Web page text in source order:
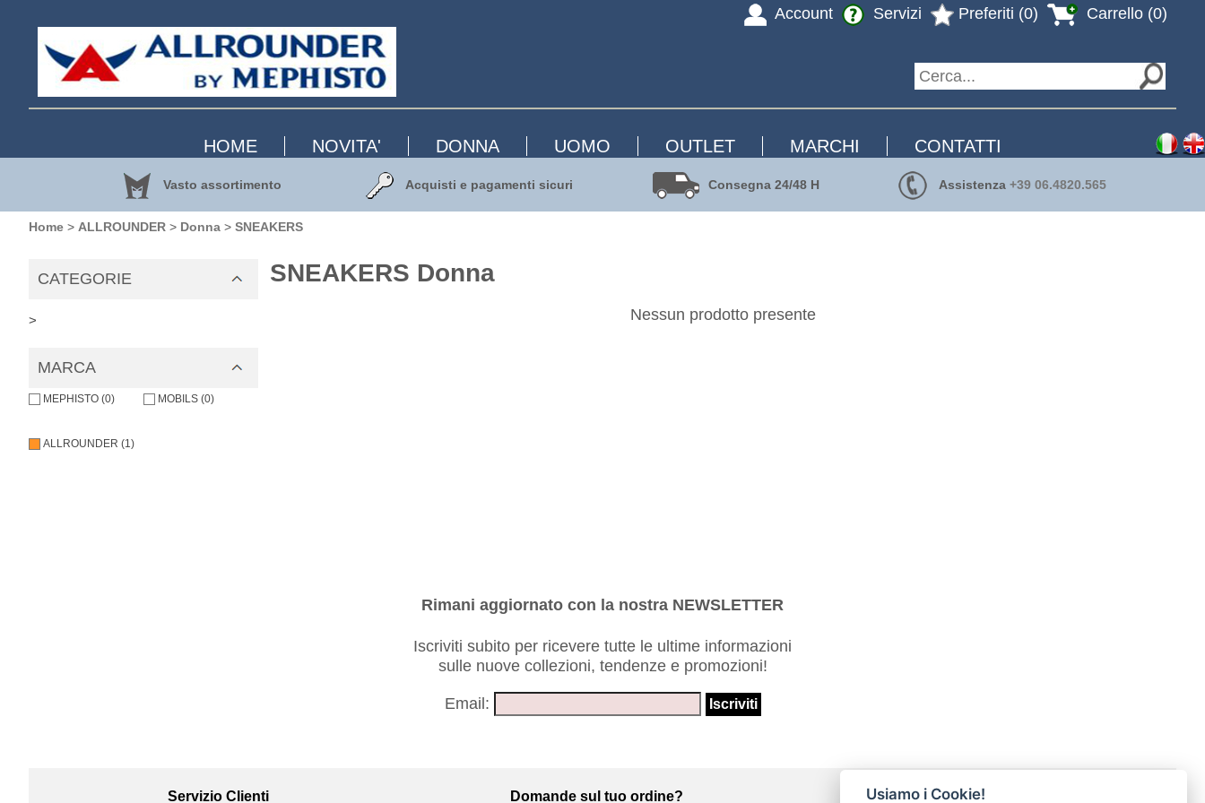
Carrello (0)
Preferiti (0)
Servizi
Account
HOME NOVITA' DONNA UOMO OUTLET MARCHI CONTATTI
Vasto assortimento Acquisti e pagamenti sicuri Consegna 24/48 H Assistenza+39 06.4820.565
Home > ALLROUNDER > Donna > SNEAKERS
CATEGORIE
>
MARCA
MEPHISTO (0) MOBILS (0)
ALLROUNDER (1)
SNEAKERS Donna
Nessun prodotto presente
Rimani aggiornato con la nostra NEWSLETTER
Iscriviti subito per ricevere tutte le ultime informazioni
sulle nuove collezioni, tendenze e promozioni!
Email:
Servizio Clienti Domande sul tuo ordine? Modalità di pagamento
Usiamo i Cookie!